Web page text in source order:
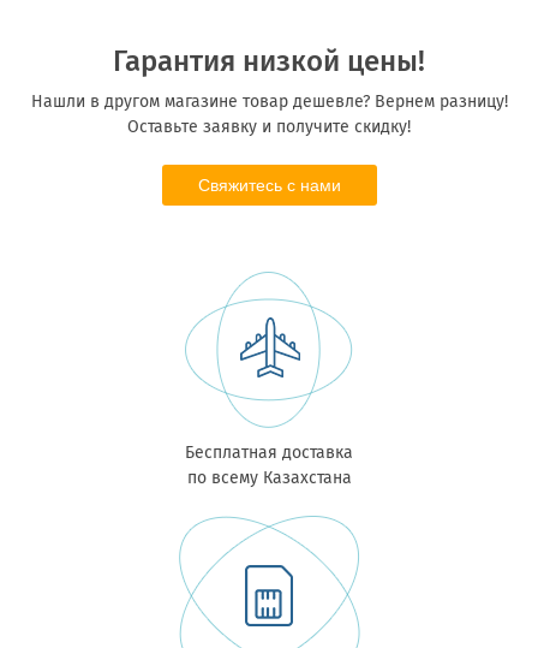
Гарантия низкой цены!
Нашли в другом магазине товар дешевле? Вернем разницу!
Оставьте заявку и получите скидку!
Свяжитесь с нами
Бесплатная доставка
по всему Казахстана